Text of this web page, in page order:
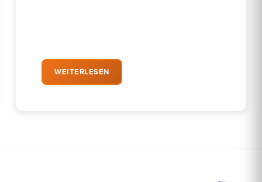
WEITERLESEN